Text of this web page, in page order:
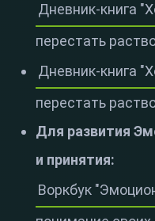
Дневник-книга
перестать
Дневник-книга
перестать
Для развития
и принятия:
Воркбук